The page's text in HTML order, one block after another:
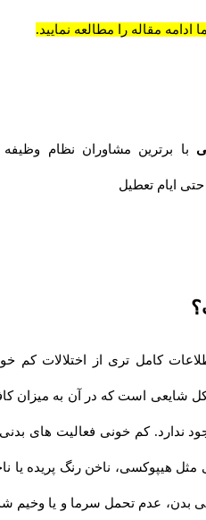
مقاله را مطالعه نمایید.
برترین مشاوران نظام وظیفه در
کامل تری از اختلالات کم خونی
است که در آن به میزان کافی
کم خونی فعالیت های بدنی را
هیپوکسی، ناخن رنگ پریده یا ناخن
عدم تحمل سرما و یا وخیم شدن